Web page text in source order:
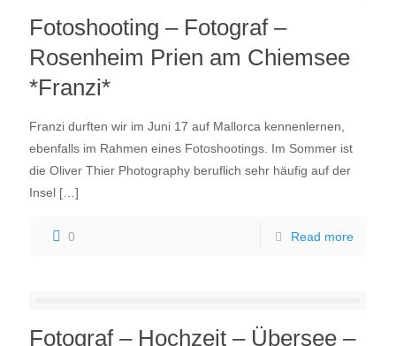
Fotoshooting – Fotograf –
Rosenheim Prien am Chiemsee
*Franzi*
Franzi durften wir im Juni 17 auf Mallorca kennenlernen,
ebenfalls im Rahmen eines Fotoshootings. Im Sommer ist
die Oliver Thier Photography beruflich sehr häufig auf der
Insel […]
0 Read more
Fotograf – Hochzeit – Übersee –